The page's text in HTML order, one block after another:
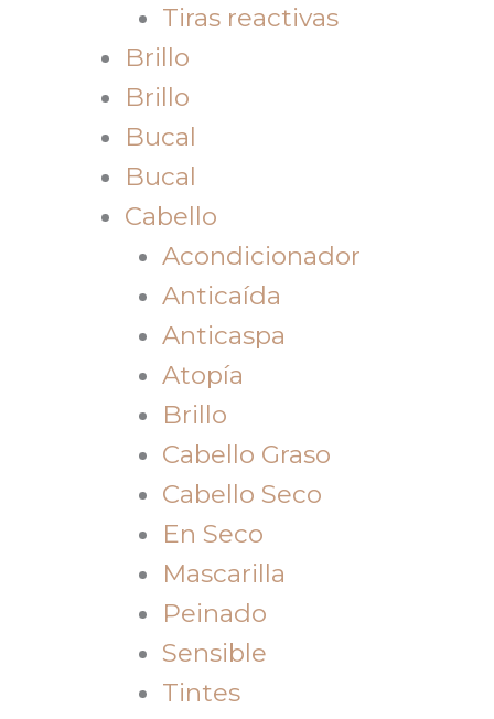
Tiras reactivas
Brillo
Brillo
Bucal
Bucal
Cabello
Acondicionador
Anticaída
Anticaspa
Atopía
Brillo
Cabello Graso
Cabello Seco
En Seco
Mascarilla
Peinado
Sensible
Tintes